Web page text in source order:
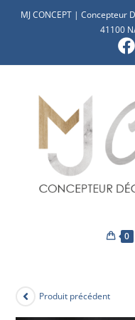
MJ CONCEPT |
41100
0
Produit précédent